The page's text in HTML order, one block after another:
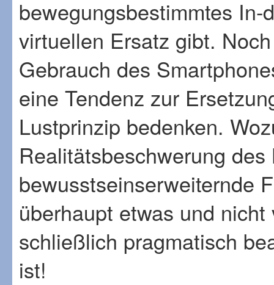
bewegungsbestimmtes
virtuellen Ersatz gibt.
Gebrauch des
eine Tendenz zur
Lustprinzip bedenken.
Realitätsbeschwerung
bewusstseinserweiternde
überhaupt etwas und
schließlich pragmatisch
ist!